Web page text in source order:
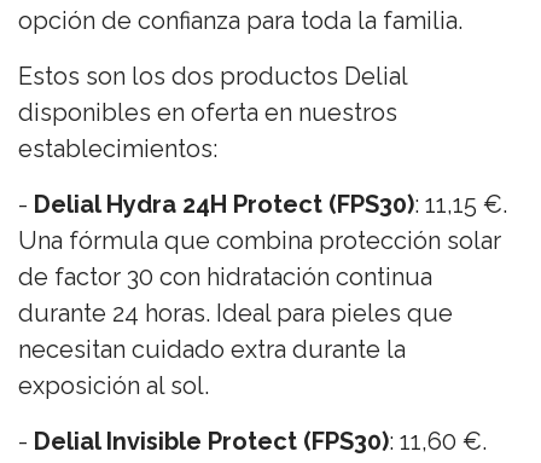
opción de confianza para toda la familia.
Estos son los dos productos Delial
disponibles en oferta en nuestros
establecimientos:
- Delial Hydra 24H Protect (FPS30): 11,15 €.
Una fórmula que combina protección solar
de factor 30 con hidratación continua
durante 24 horas. Ideal para pieles que
necesitan cuidado extra durante la
exposición al sol.
- Delial Invisible Protect (FPS30): 11,60 €.